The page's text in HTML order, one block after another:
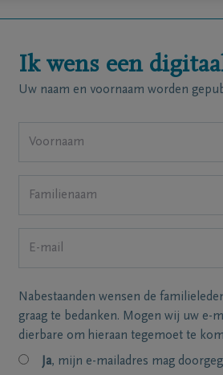
Ik wens een
Uw naam en voornaam worden
Nabestaanden wensen de
graag te bedanken. Mogen wij uw e-
dierbare om hieraan tegemoet te
Ja, mijn e-mailadres mag